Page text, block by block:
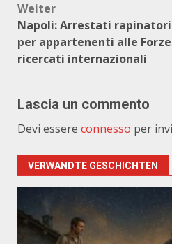
Weiter
Napoli: Arrestati rapinatori
per appartenenti alle
ricercati internazionali
Lascia un commento
Devi essere connesso per
VERWANDTE GESCHICHTEN